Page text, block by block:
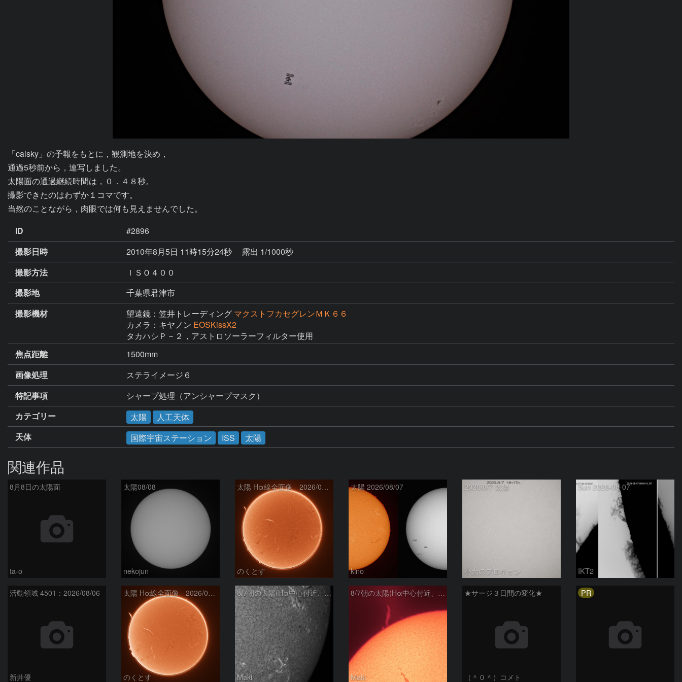
「calsky」の予報をもとに，観測地を決め，
通過5秒前から，連写しました。
太陽面の通過継続時間は，０．４８秒。
撮影できたのはわずか１コマです。
当然のことながら，肉眼では何も見えませんでした。
ID
#2896
撮影日時
2010年8月5日 11時15分24秒
露出 1/1000秒
撮影方法
ＩＳＯ４００
撮影地
千葉県君津市
撮影機材
望遠鏡：笠井トレーディング マクストフカセグレンＭＫ６６
カメラ：キヤノン EOSKissX2
タカハシＰ－２，アストロソーラーフィルター使用
焦点距離
1500mm
画像処理
ステライメージ６
特記事項
シャープ処理（アンシャープマスク）
カテゴリー
太陽
人工天体
天体
国際宇宙ステーション ISS 太陽
関連作品
8月8日の太陽面
ta-o
太陽08/08
nekojun
太陽 Hα線全面像 2026/08/08
のくとす
太陽 2026/08/07
kino
2026/8/7 太陽
小犬のプロキオン
Sun 2026-08-07
IKT2
活動領域 4501：2026/08/06
新井優
太陽 Hα線全面像 2026/08/07
のくとす
8/7朝の太陽(Hα中心付近、4498、4502付近)
Maki
8/7朝の太陽(Hα中心付近、プロミネンス)
Maki
★サージ３日間の変化★
（＾０＾）コメト
PR